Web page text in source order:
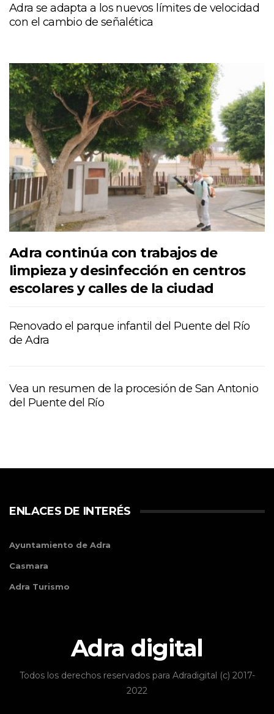
Adra se adapta a los nuevos límites de velocidad
con el cambio de señalética
Adra continúa con trabajos de
limpieza y desinfección en centros
escolares y calles de la ciudad
Renovado el parque infantil del Puente del Río
de Adra
Vea un resumen de la procesión de San Antonio
del Puente del Río
ENLACES DE INTERÉS
Ayuntamiento de Adra
Casmara
Adra Turismo
Adra digital
Todos los derechos reservados para Adradigital (c) 2017-
2022